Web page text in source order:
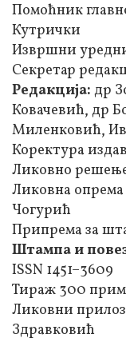
Помоћник
Кутрички
Извршни
Секретар
Редакција: др
Ковачевић, др
Миленковић,
Коректура
Ликовно
Ликовна
Чогурић
Припрема за
Штампа и
ISSN 1451–3609
Тираж 300
Ликовни
Здравковић